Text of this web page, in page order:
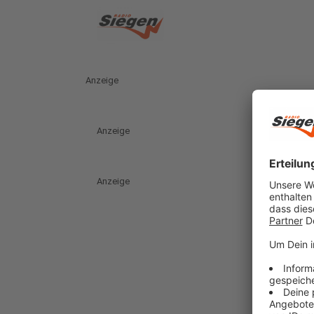
Anzeige
Anzeige
Anzeige